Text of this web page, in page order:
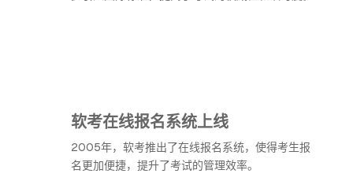
软考在线报名系统上线
2005年，软考推出了在线报名系统，使得考生报
名更加便捷，提升了考试的管理效率。